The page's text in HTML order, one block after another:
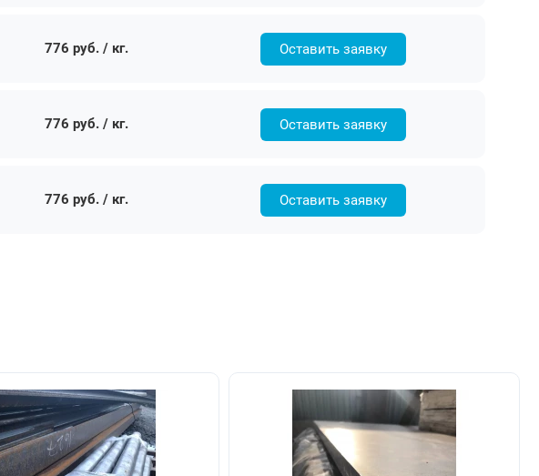
776 руб. / кг. Оставить заявку
776 руб. / кг. Оставить заявку
776 руб. / кг. Оставить заявку